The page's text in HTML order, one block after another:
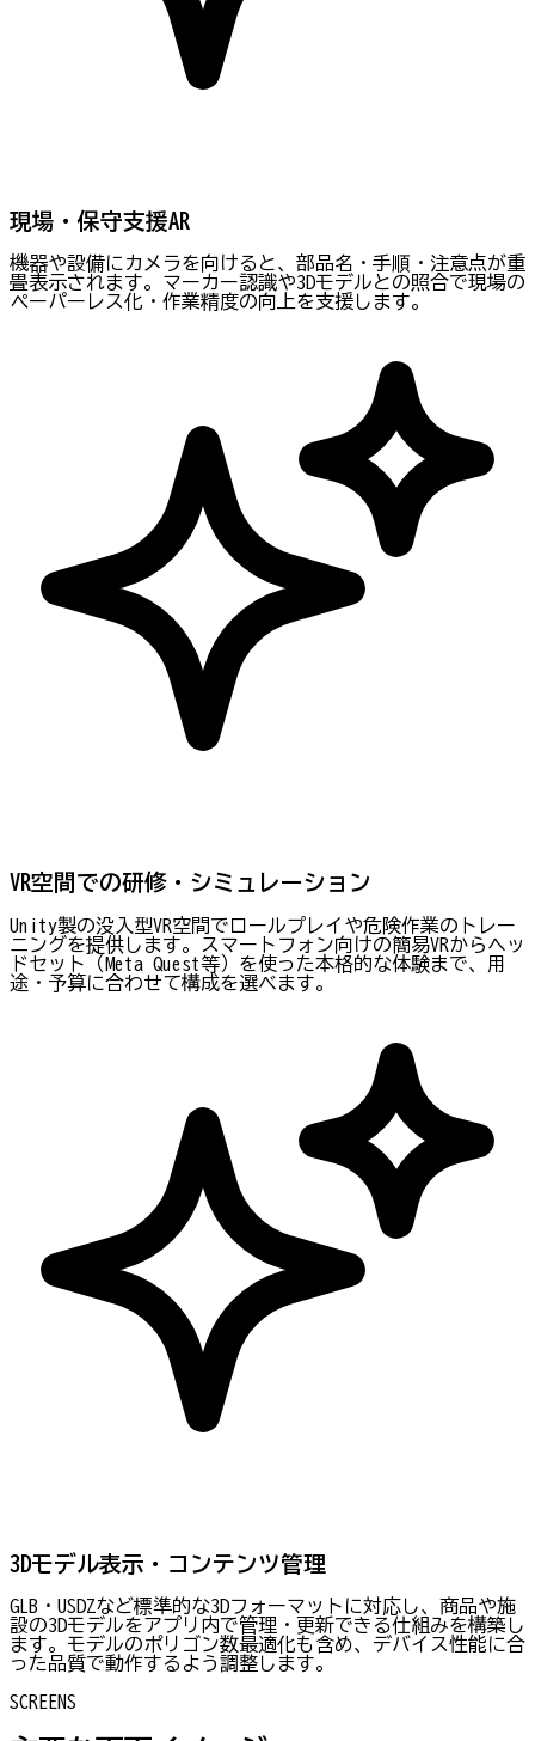
現場・保守支援AR
機器や設備にカメラを向けると、部品名・手順・注意点が重
畳表示されます。マーカー認識や3Dモデルとの照合で現場の
ペーパーレス化・作業精度の向上を支援します。
VR空間での研修・シミュレーション
Unity製の没入型VR空間でロールプレイや危険作業のトレー
ニングを提供します。スマートフォン向けの簡易VRからヘッ
ドセット（Meta Quest等）を使った本格的な体験まで、用
途・予算に合わせて構成を選べます。
3Dモデル表示・コンテンツ管理
GLB・USDZなど標準的な3Dフォーマットに対応し、商品や施
設の3Dモデルをアプリ内で管理・更新できる仕組みを構築し
ます。モデルのポリゴン数最適化も含め、デバイス性能に合
った品質で動作するよう調整します。
SCREENS